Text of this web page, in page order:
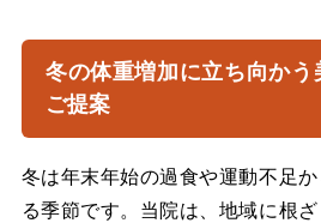
冬の体重増加に立ち向かう
ご提案
冬は年末年始の過食や運動不足
る季節です。当院は、地域に根